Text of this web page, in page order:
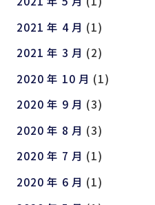
2021 年 4 月 (1)
2021 年 3 月 (2)
2020 年 10 月 (1)
2020 年 9 月 (3)
2020 年 8 月 (3)
2020 年 7 月 (1)
2020 年 6 月 (1)